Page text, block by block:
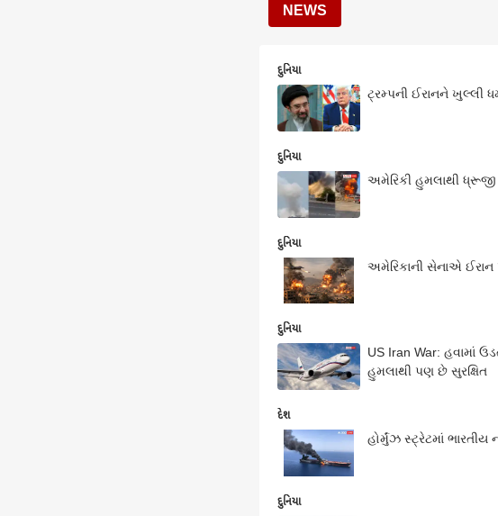
NEWS
દુનિયા
ટ્રમ્પની ઈરાનને ખુલ્લી
દુનિયા
અમેરિકી હુમલાથી ધ્રૂજી
દુનિયા
અમેરિકાની સેનાએ ઈરાન
દુનિયા
US Iran War: હવામાં
હુમલાથી પણ છે સુરક્ષિત
દેશ
હોર્મુંઝ સ્ટ્રેટમાં
દુનિયા